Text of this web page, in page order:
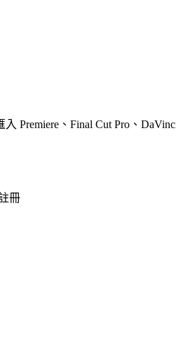
入 Premiere、Final Cut Pro、
冊